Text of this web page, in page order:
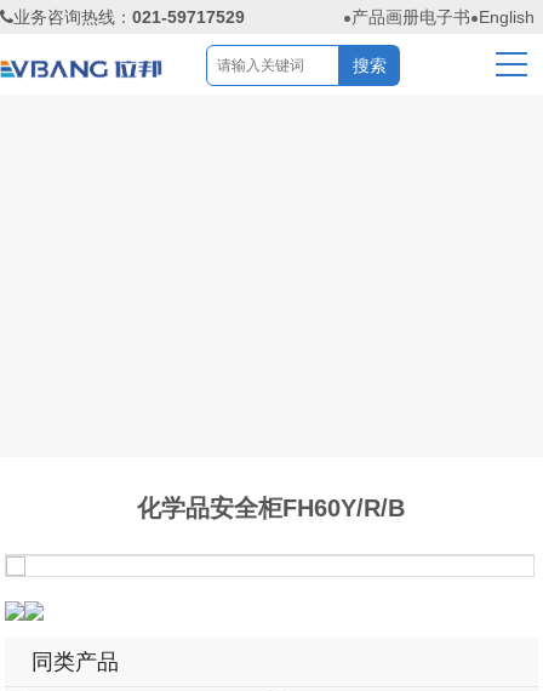
业务咨询热线： 021-59717529 产品画册电子书 English
化学品安全柜FH60Y/R/B
同类产品